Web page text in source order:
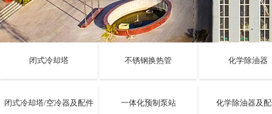
闭式冷却塔 不锈钢换热管 化学除油器
闭式冷却塔/空冷器及配件 一体化预制泵站 化学除油器及